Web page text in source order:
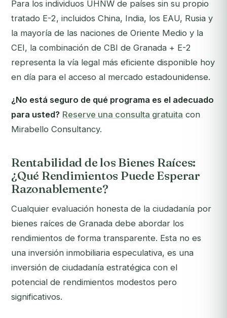
Para los individuos UHNW de países sin su propio
tratado E-2, incluidos China, India, los EAU, Rusia y
la mayoría de las naciones de Oriente Medio y la
CEI, la combinación de CBI de Granada + E-2
representa la vía legal más eficiente disponible hoy
en día para el acceso al mercado estadounidense.
¿No está seguro de qué programa es el adecuado
para usted? Reserve una consulta gratuita con
Mirabello Consultancy.
Rentabilidad de los Bienes Raíces:
¿Qué Rendimientos Puede Esperar
Razonablemente?
Cualquier evaluación honesta de la ciudadanía por
bienes raíces de Granada debe abordar los
rendimientos de forma transparente. Esta no es
una inversión inmobiliaria especulativa, es una
inversión de ciudadanía estratégica con el
potencial de rendimientos modestos pero
significativos.